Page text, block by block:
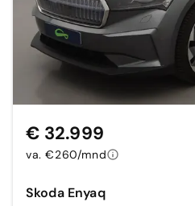
Skoda Enyaq
€ 32.999
va. €260/mnd